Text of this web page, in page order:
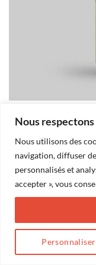
Nous
Nous utilisons des
navigation, diffuser
personnalisés et
accepter », vous
Personnaliser
Les commentaires et
←Précédent
Suivant→